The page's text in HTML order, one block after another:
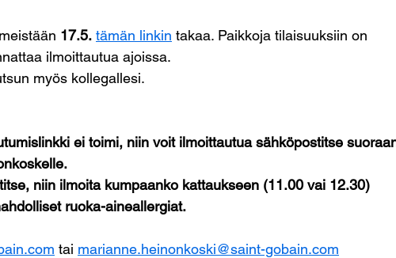
17.5. tämän linkin takaa. Paikkoja tilaisuuksiin on
ilmoittautua ajoissa.
myös kollegallesi.
ei toimi, niin voit ilmoittautua sähköpostitse
niin ilmoita kumpaanko kattaukseen (11.00 vai 12.30)
ruoka-aineallergiat.
tai marianne.heinonkoski@saint-gobain.com